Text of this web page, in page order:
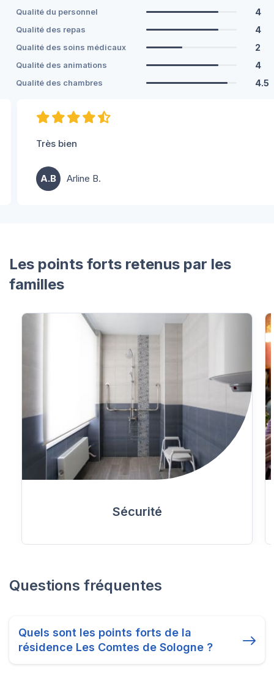
Qualité du personnel 4
Qualité des repas 4
Qualité des soins médicaux 2
Qualité des animations 4
Qualité des chambres 4.5
Très bien
A.B Arline B.
Les points forts retenus par les
familles
Sécurité
Questions fréquentes
Quels sont les points forts de la
résidence Les Comtes de Sologne ?